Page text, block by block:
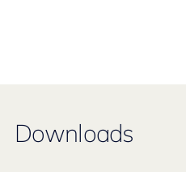
Downloads